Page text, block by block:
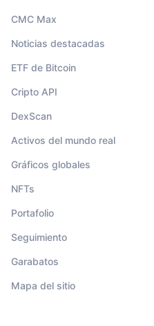
CMC Max
Noticias destacadas
ETF de Bitcoin
Cripto API
DexScan
Activos del mundo real
Gráficos globales
NFTs
Portafolio
Seguimiento
Garabatos
Mapa del sitio